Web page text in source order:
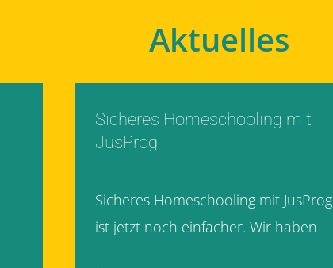
Aktuelles
Sicheres Homeschooling mit
JusProg
Sicheres Homeschooling mit JusProg
ist jetzt noch einfacher. Wir haben